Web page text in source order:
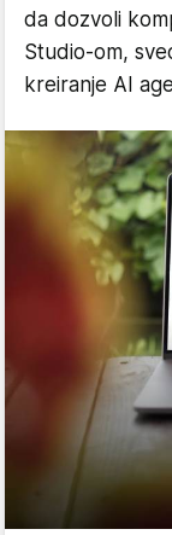
da dozvoli
Studio-om,
kreiranje AI